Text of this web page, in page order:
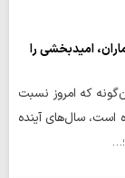
امیدبخشی را
که امروز نسبت
است، سال‌های آینده